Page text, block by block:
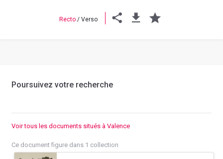
Recto / Verso
Poursuivez votre recherche
Voir tous les documents situés à Valence
Ce document figure dans 1 collection